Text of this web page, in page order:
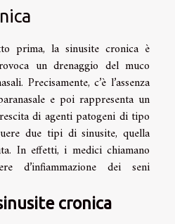
prima, la sinusite cronica è
un drenaggio del muco
Precisamente, c’è l’assenza
e poi rappresenta un
di agenti patogeni di tipo
due tipi di sinusite, quella
In effetti, i medici chiamano
d’infiammazione dei seni
cronica